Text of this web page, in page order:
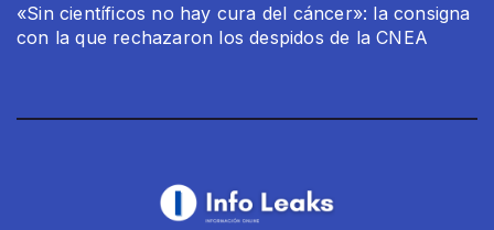
«Sin científicos no hay cura del cáncer»: la consigna
con la que rechazaron los despidos de la CNEA